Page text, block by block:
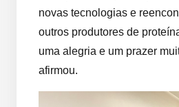
novas tecnologias e
outros produtores de
uma alegria e um prazer
afirmou.